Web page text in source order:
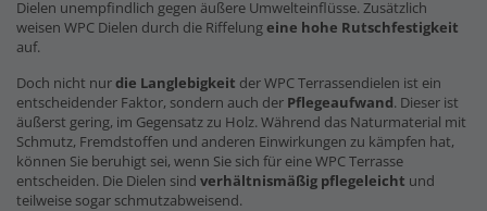
Dielen unempfindlich gegen äußere Umwelteinflüsse. Zusätzlich
weisen WPC Dielen durch die Riffelungeine hohe Rutschfestigkeit
auf.
Doch nicht nurdie Langlebigkeit der WPC Terrassendielen ist ein
entscheidender Faktor, sondern auch der Pflegeaufwand. Dieser ist
äußerst gering, im Gegensatz zu Holz. Während das Naturmaterial mit
Schmutz, Fremdstoffen und anderen Einwirkungen zu kämpfen hat,
können Sie beruhigt sei, wenn Sie sich für eine WPC Terrasse
entscheiden. Die Dielen sind verhältnismäßig pflegeleicht und
teilweise sogar schmutzabweisend.